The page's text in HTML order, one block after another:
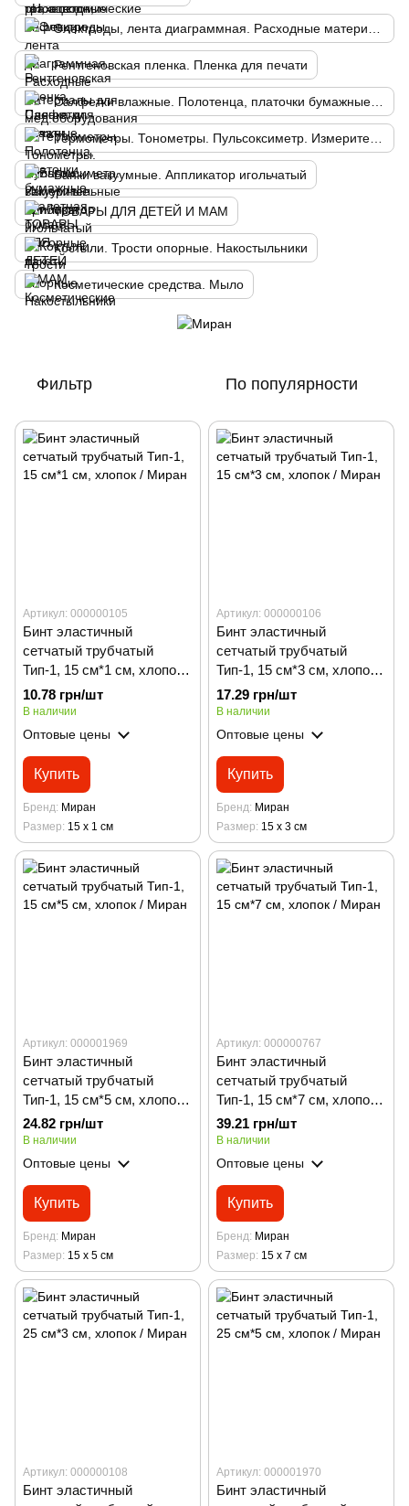
Рентгеновская пленка. Пленка для печати
Банки вакуумные. Аппликатор игольчатый
ТОВАРЫ ДЛЯ ДЕТЕЙ И МАМ
Костыли. Трости опорные. Накостыльники
Косметические средства. Мыло
Фильтр По популярности
Артикул: 000000105
Бинт эластичный
сетчатый трубчатый
Тип-1, 15 см*1 см, хлопок /
Миран
10.78 грн/шт
В наличии
Оптовые цены
Купить
Бренд Миран
Размер 15 х 1 см
Артикул: 000000106
Бинт эластичный
сетчатый трубчатый
Тип-1, 15 см*3 см, хлопок /
Миран
17.29 грн/шт
В наличии
Оптовые цены
Купить
Бренд Миран
Размер 15 х 3 см
Артикул: 000001969
Бинт эластичный
сетчатый трубчатый
Тип-1, 15 см*5 см, хлопок /
Миран
24.82 грн/шт
В наличии
Оптовые цены
Купить
Бренд Миран
Размер 15 х 5 см
Артикул: 000000767
Бинт эластичный
сетчатый трубчатый
Тип-1, 15 см*7 см, хлопок /
Миран
39.21 грн/шт
В наличии
Оптовые цены
Купить
Бренд Миран
Размер 15 х 7 см
Артикул: 000000108
Бинт эластичный
Артикул: 000001970
Бинт эластичный